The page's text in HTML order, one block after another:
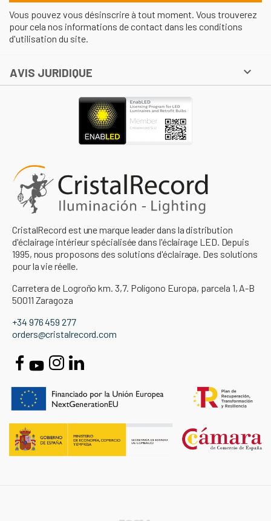
Vous pouvez vous désinscrire à tout moment. Vous trouverez
pour cela nos informations de contact dans les conditions
d'utilisation du site.
AVIS JURIDIQUE 
CristalRecord est une marque leader dans la distribution
d'éclairage intérieur spécialisée dans l'éclairage LED. Depuis
1995, nous proposons des solutions d'éclairage. Des solutions
pour la vie réelle.
Carretera de Logroño km. 3,7. Polígono Europa, parcela 1, A-B
50011 Zaragoza
+34 976 459 277
orders@cristalrecord.com